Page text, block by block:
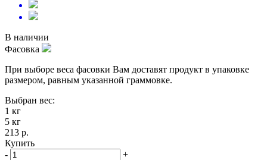
В наличии
Фасовка
При выборе веса фасовки Вам доставят продукт в упаковке
размером, равным указанной граммовке.
Выбран вес:
1 кг
5 кг
213 р.
Купить
-
+